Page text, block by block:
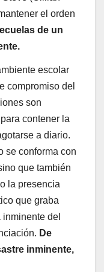
el orden
de un
escolar
compromiso del
son
contener la
a diario.
se conforma con
que también
la presencia
que graba
del
De
inminente,